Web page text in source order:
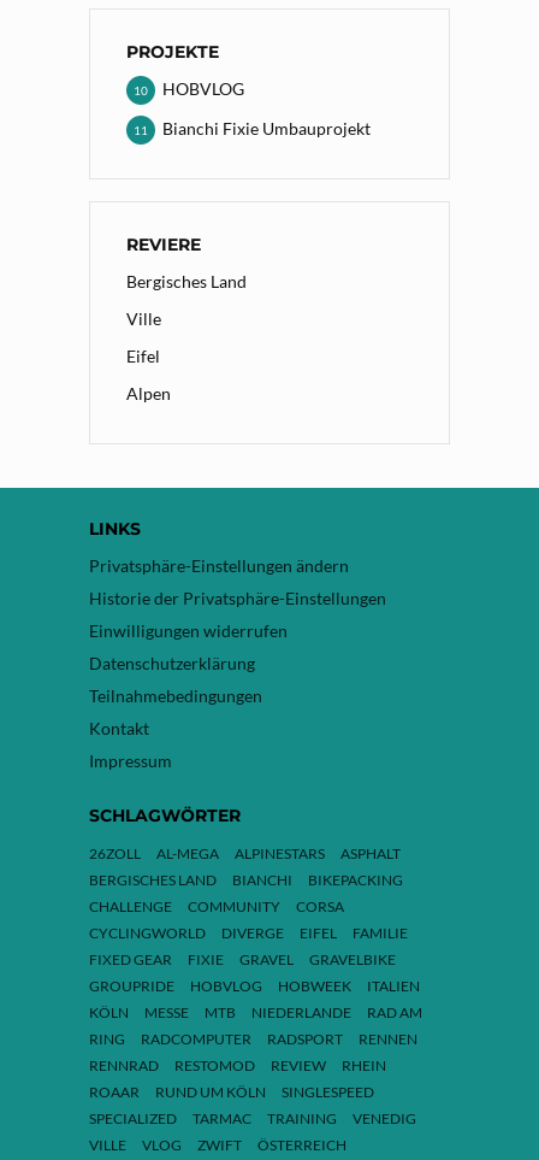
PROJEKTE
HOBVLOG
10
Bianchi Fixie Umbauprojekt
11
REVIERE
Bergisches Land
Ville
Eifel
Alpen
LINKS
Privatsphäre-Einstellungen ändern
Historie der Privatsphäre-Einstellungen
Einwilligungen widerrufen
Datenschutzerklärung
Teilnahmebedingungen
Kontakt
Impressum
SCHLAGWÖRTER
26ZOLL AL-MEGA ALPINESTARS
ASPHALT
BERGISCHES LAND
BIANCHI
BIKEPACKING
CHALLENGE
COMMUNITY
CORSA
CYCLINGWORLD
DIVERGE EIFEL
FAMILIE
FIXED GEAR
FIXIE GRAVEL
GRAVELBIKE
GROUPRIDE
HOBVLOG HOBWEEK
ITALIEN
KÖLN
MESSE MTB NIEDERLANDE
RAD AM
RING
RADCOMPUTER RADSPORT
RENNEN
RENNRAD
RESTOMOD REVIEW
RHEIN
ROAAR
RUND UM KÖLN
SINGLESPEED
SPECIALIZED
TARMAC TRAINING
VENEDIG
VILLE
VLOG ZWIFT ÖSTERREICH